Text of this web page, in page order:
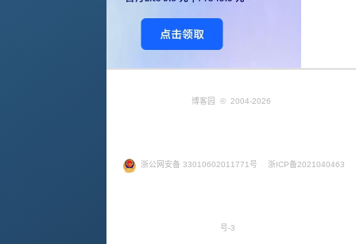
博客园 © 2004-2026
浙公网安备 33010602011771号 浙ICP备2021040463
号-3